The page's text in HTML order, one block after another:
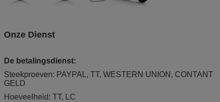
Onze Dienst
De betalingsdienst:
Steekproeven: PAYPAL, TT, WESTERN UNION, CONTANT
GELD
Hoeveelheid: TT, LC